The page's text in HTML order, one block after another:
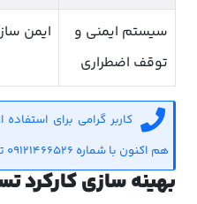
سیستم ایمنی و
توقف اضطراری
ایمن
کاربر گرامی برای
هم اکنون با شماره 09121466526 تماس حاصل فرمایید.
بهینه سازی کارکرد